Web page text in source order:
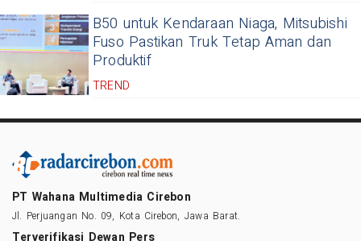
B50 untuk Kendaraan Niaga, Mitsubishi
Fuso Pastikan Truk Tetap Aman dan
Produktif
TREND
PT Wahana Multimedia Cirebon
Jl. Perjuangan No. 09, Kota Cirebon, Jawa Barat.